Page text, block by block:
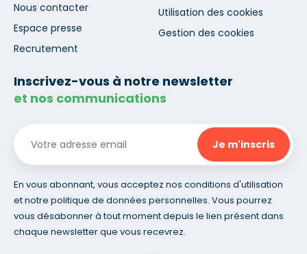
Nous contacter
Espace presse
Recrutement
Utilisation des cookies
Gestion des cookies
Inscrivez-vous à notre newsletter
et nos communications
En vous abonnant, vous acceptez nos conditions d'utilisation
et notre politique de données personnelles. Vous pourrez
vous désabonner à tout moment depuis le lien présent dans
chaque newsletter que vous recevrez.